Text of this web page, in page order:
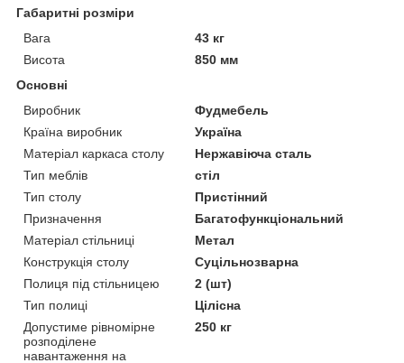
Габаритні розміри
Вага
43 кг
Висота
850 мм
Основні
Виробник
Фудмебель
Країна виробник
Україна
Матеріал каркаса столу
Нержавіюча сталь
Тип меблів
стіл
Тип столу
Пристінний
Призначення
Багатофункціональний
Матеріал стільниці
Метал
Конструкція столу
Суцільнозварна
Полиця під стільницею
2 (шт)
Тип полиці
Цілісна
Допустиме рівномірне
розподілене
навантаження на
250 кг